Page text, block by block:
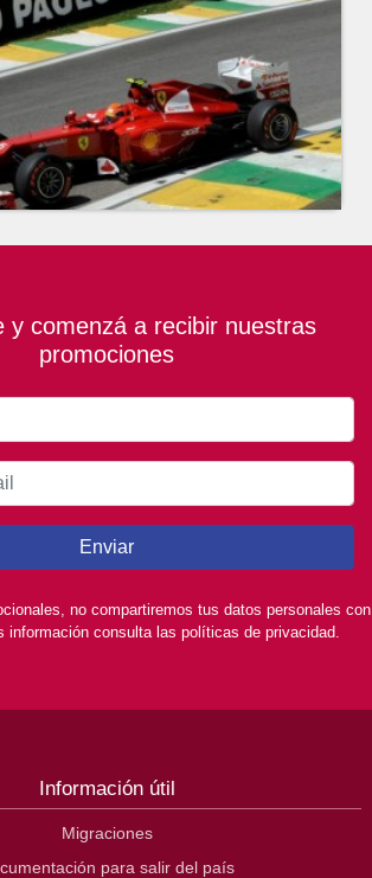
y comenzá a recibir nuestras
promociones
Enviar
no compartiremos tus datos personales con
información consulta las políticas de privacidad.
Información útil
Migraciones
para salir del país